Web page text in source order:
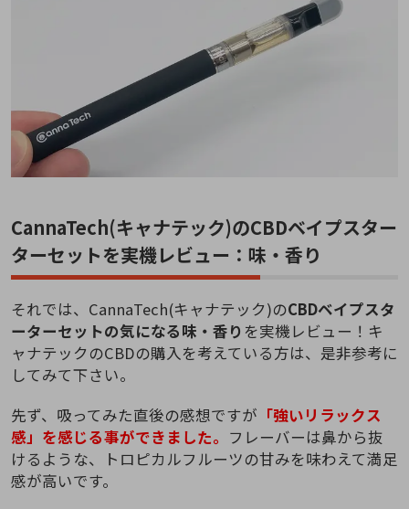
CannaTech(キャナテック)のCBDベイプスター
ターセットを実機レビュー：味・香り
それでは、CannaTech(キャナテック)のCBDベイプスタ
ーターセットの気になる味・香り を実機レビュー！キ
ャナテックのCBDの購入を考えている方は、是非参考に
してみて下さい。
先ず、吸ってみた直後の感想ですが 「強いリラックス
感」を感じる事ができました。 フレーバーは鼻から抜
けるような、トロピカルフルーツの甘みを味わえて満足
感が高いです。